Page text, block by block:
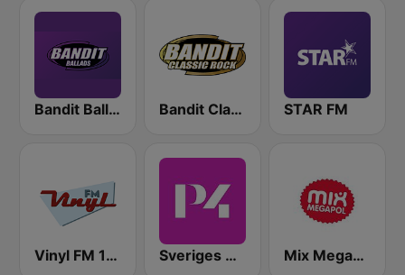
Bandit Ballads Bandit Classic Rock STAR FM
Vinyl FM 107 Sveriges Radio P4 Göteborg Mix Megapol